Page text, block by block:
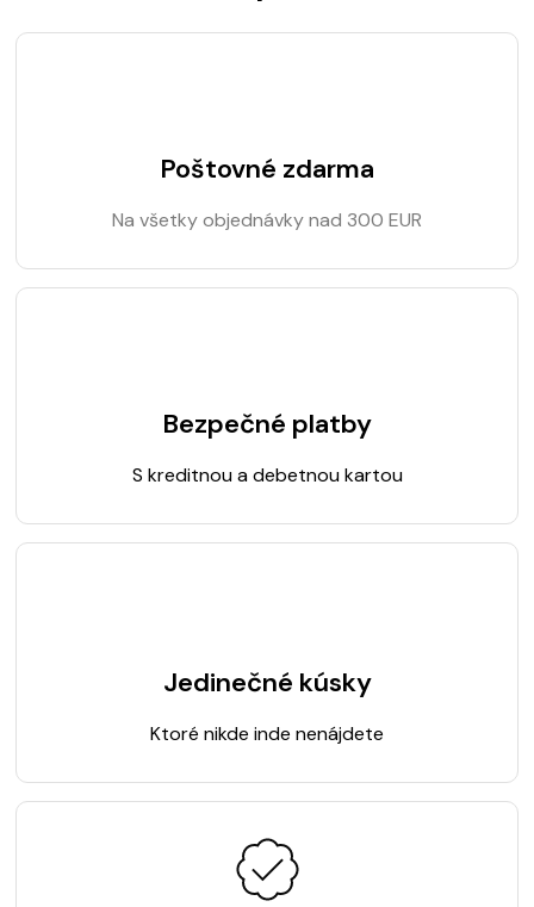
Poštovné zdarma
Na všetky objednávky nad 300 EUR
Bezpečné platby
S kreditnou a debetnou kartou
Jedinečné kúsky
Ktoré nikde inde nenájdete